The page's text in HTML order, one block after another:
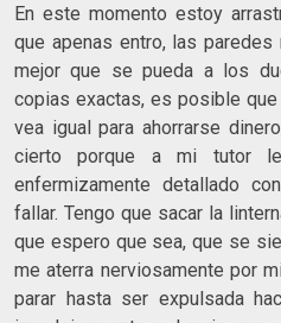
En este momento estoy
que apenas entro, las
mejor que se pueda a los
copias exactas, es posible
vea igual para ahorrarse
cierto porque a mi tutor
enfermizamente detallado
fallar. Tengo que sacar la
que espero que sea, que se
me aterra nerviosamente por
parar hasta ser expulsada